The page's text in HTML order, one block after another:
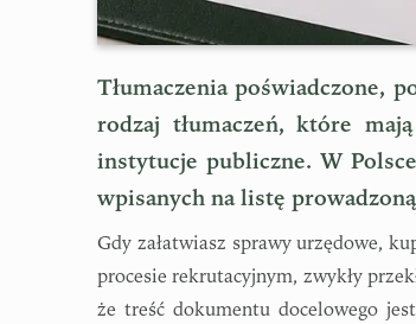
Tłumaczenia poświadczone,
rodzaj tłumaczeń, które
instytucje publiczne. W
wpisanych na listę
Gdy załatwiasz sprawy urzędowe,
procesie rekrutacyjnym, zwykły
że treść dokumentu docelowego